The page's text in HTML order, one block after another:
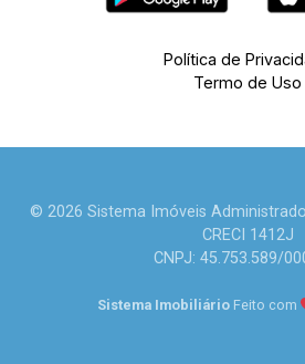
Política de
Termo de Uso
© 2026 Sistema Imóveis
CRECI 1412J
CNPJ: 45.753.589/
Sistema Imobiliário Feito com